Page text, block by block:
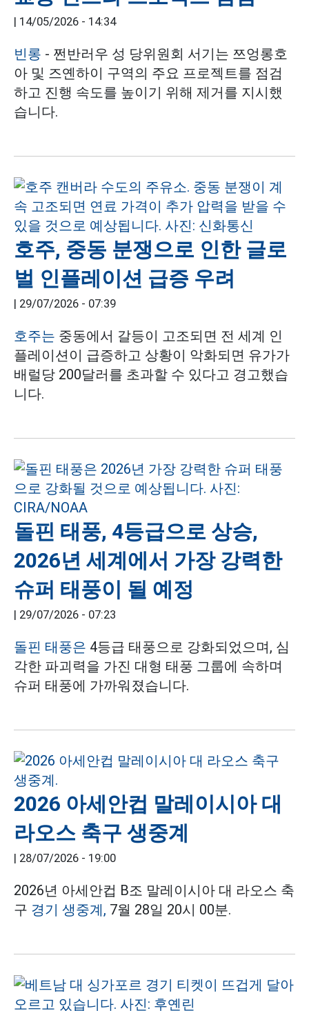
| 14/05/2026 - 14:34
빈롱 - 쩐반러우 성 당위원회 서기는 쯔엉롱호
아 및 즈옌하이 구역의 주요 프로젝트를 점검
하고 진행 속도를 높이기 위해 제거를 지시했
습니다.
호주, 중동 분쟁으로 인한 글로
벌 인플레이션 급증 우려
| 29/07/2026 - 07:39
호주는 중동에서 갈등이 고조되면 전 세계 인
플레이션이 급증하고 상황이 악화되면 유가가
배럴당 200달러를 초과할 수 있다고 경고했습
니다.
돌핀 태풍, 4등급으로 상승,
2026년 세계에서 가장 강력한
슈퍼 태풍이 될 예정
| 29/07/2026 - 07:23
돌핀 태풍은 4등급 태풍으로 강화되었으며, 심
각한 파괴력을 가진 대형 태풍 그룹에 속하며
슈퍼 태풍에 가까워졌습니다.
2026 아세안컵 말레이시아 대
라오스 축구 생중계
| 28/07/2026 - 19:00
2026년 아세안컵 B조 말레이시아 대 라오스 축
구 경기 생중계, 7월 28일 20시 00분.